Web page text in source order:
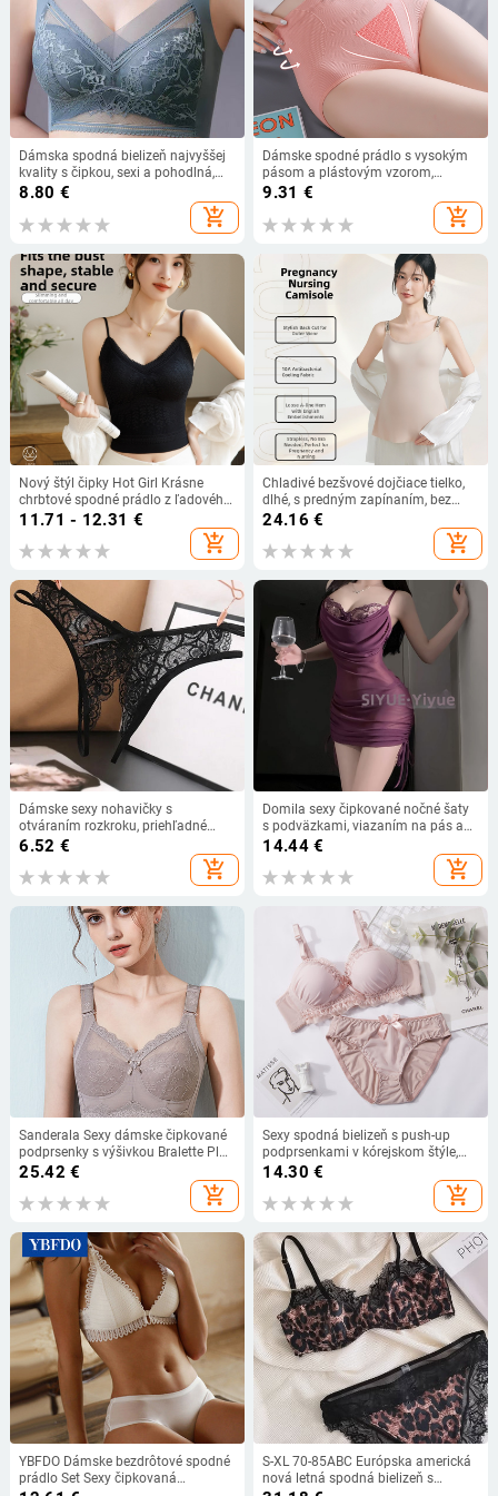
Dámska spodná bielizeň najvyššej
kvality s čipkou, sexi a pohodlná,
bez oceľových krúžkov, pevné
košíčky, nazbierané, malá, veľká
veľkosť, podprsenka s tenkou
8.80 €
add_shopping_cart
Dámske spodné prádlo s vysokým
pásom a plástovým vzorom,
bezšvové, priedušné, na brucho a
9.31 €
add_shopping_cart
Nový štýl čipky Hot Girl Krásne
chrbtové spodné prádlo z ľadového
hodvábu Dámske tílko Vesta
Jednodielna hrudná výstelka Hot
Girl Vnútorné nosenie Vonkajšie
11.71 - 12.31 €
add_shopping_cart
Chladivé bezšvové dojčiace tielko,
dlhé, s predným zapínaním, bez
kovových výstuh, pre tehotenstvo a
24.16 €
add_shopping_cart
Dámske sexy nohavičky s
otváraním rozkroku, priehľadné
tangá, pevné spodné prádlo s
mašľou pre dámy, čipkované
nohavičky
6.52 €
add_shopping_cart
Domila sexy čipkované nočné šaty
s podväzkami, viazaním na pás a
pokrytím bokov
14.44€
add_shopping_cart
Sanderala Sexy dámske čipkované
podprsenky s výšivkou Bralette Plus
Size Bezdrôtové pohodlné dámske
každodenné spodné prádlo s
mašľou Vystužená spodná bielizeň
25.42 €
add_shopping_cart
Sexy spodná bielizeň s push-up
podprsenkami v kórejskom štýle,
sety podprseniek a nohavičiek pre
14.30 €
add_shopping_cart
YBFDO Dámske bezdrôtové spodné
prádlo Set Sexy čipkovaná
S-XL 70-85ABC Európska americká
nová letná spodná bielizeň s